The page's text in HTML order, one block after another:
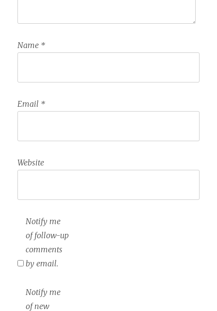
Name *
Email *
Website
Notify me
of follow-up
comments
by email.
Notify me
of new